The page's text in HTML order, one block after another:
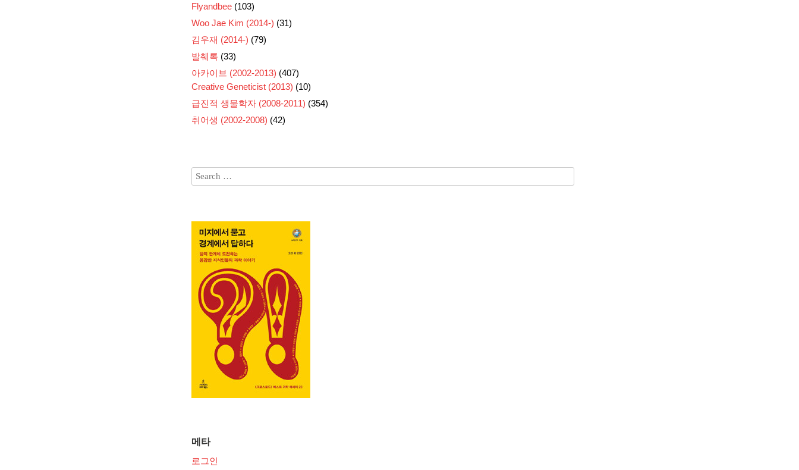
Flyandbee (103)
Woo Jae Kim (2014-) (31)
김우재 (2014-) (79)
발췌록 (33)
아카이브 (2002-2013) (407)
Creative Geneticist (2013) (10)
급진적 생물학자 (2008-2011) (354)
취어생 (2002-2008) (42)
메타
로그인